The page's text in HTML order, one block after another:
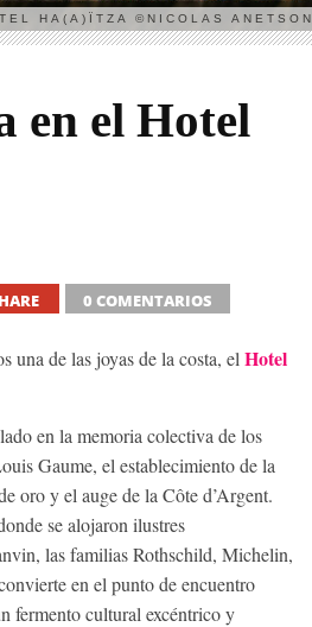
HA(A)ÏTZA ©NICOLAS ANETSON
en el Hotel
0 COMENTARIOS
una de las joyas de la costa, el Hotel
en la memoria colectiva de los
Gaume, el establecimiento de la
oro y el auge de la Côte d’Argent.
se alojaron ilustres
las familias Rothschild, Michelin,
en el punto de encuentro
fermento cultural excéntrico y